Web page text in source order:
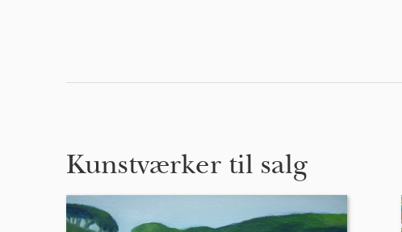
Kunstværker til salg